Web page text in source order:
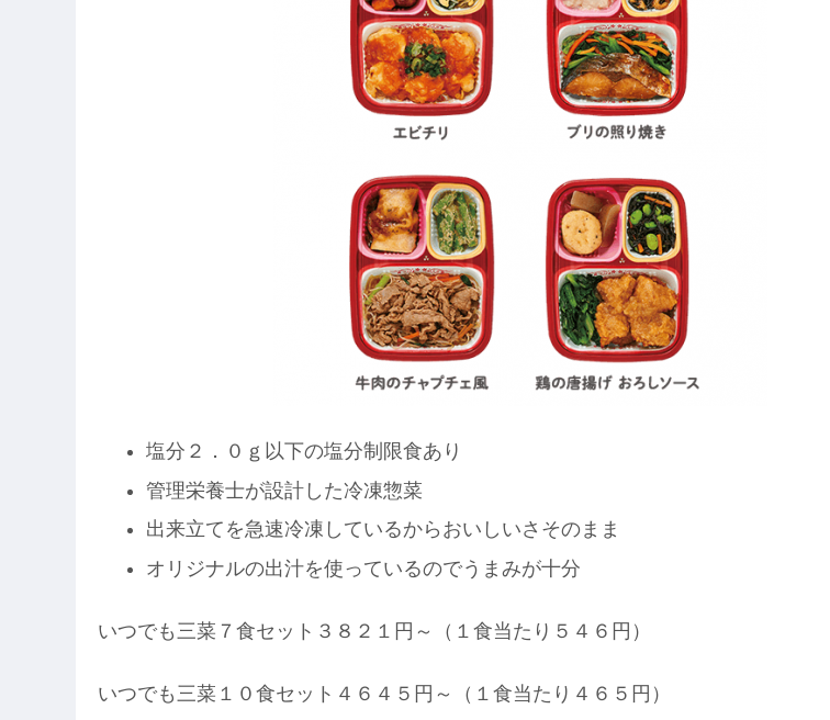
塩分２．０ｇ以下の塩分制限食あり
管理栄養士が設計した冷凍惣菜
出来立てを急速冷凍しているからおいしいさそのまま
オリジナルの出汁を使っているのでうまみが十分
いつでも三菜７食セット３８２１円～（１食当たり５４６円）
いつでも三菜１０食セット４６４５円～（１食当たり４６５円）